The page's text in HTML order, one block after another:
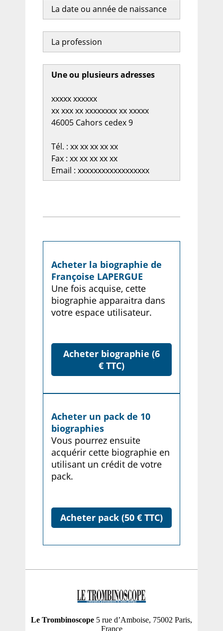
La date ou année de naissance
La profession
Une ou plusieurs adresses
xxxxx xxxxxx
xx xxx xx xxxxxxxx xx xxxxx
46005 Cahors cedex 9
Tél. : xx xx xx xx xx
Fax : xx xx xx xx xx
Email : xxxxxxxxxxxxxxxxxx
Acheter la biographie de
Françoise LAPERGUE
Une fois acquise, cette
biographie apparaitra dans
votre espace utilisateur.
Acheter biographie (6
€ TTC)
Acheter un pack de 10
biographies
Vous pourrez ensuite
acquérir cette biographie en
utilisant un crédit de votre
pack.
Acheter pack (50 € TTC)
Le Trombinoscope 5 rue d’Amboise, 75002 Paris,
France